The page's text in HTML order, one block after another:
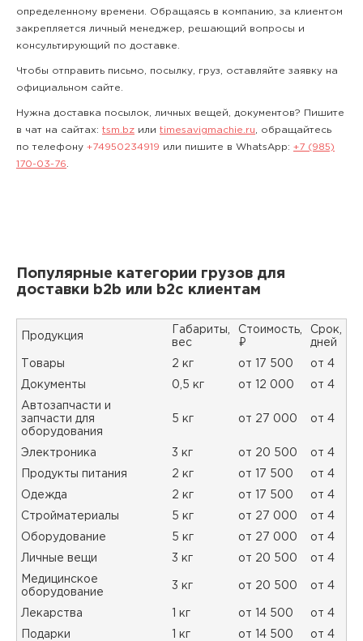
определенному времени. Обращаясь в компанию, за клиентом
закрепляется личный менеджер, решающий вопросы и
консультирующий по доставке.
Чтобы отправить письмо, посылку, груз, оставляйте заявку на
официальном сайте.
Нужна доставка посылок, личных вещей, документов? Пишите
в чат на сайтах: tsm.bz или timesavigmachie.ru , обращайтесь
по телефону +74950234919 или пишите в WhatsApp: +7 (985)
170-03-76
Популярные категории грузов для
доставки b2b или b2c клиентам
Продукция
Габариты,
вес
Стоимость,
₽
Срок,
дней
Товары 2 кг от 17 500 от 4
Документы 0,5 кг от 12 000 от 4
Автозапчасти и
запчасти для
оборудования
5 кг от 27 000 от 4
Электроника 3 кг от 20 500 от 4
Продукты питания 2 кг от 17 500 от 4
Одежда 2 кг от 17 500 от 4
Стройматериалы 5 кг от 27 000 от 4
Оборудование 5 кг от 27 000 от 4
Личные вещи 3 кг от 20 500 от 4
Медицинское
оборудование
3 кг от 20 500 от 4
Лекарства 1 кг от 14 500 от 4
Подарки 1 кг от 14 500 от 4